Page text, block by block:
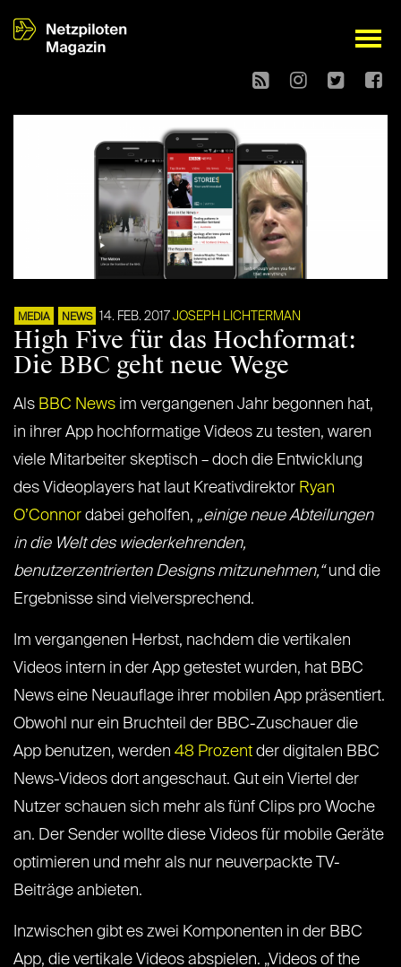
open
MEDIA NEWS 14. FEB. 2017 JOSEPH LICHTERMAN
High Five für das Hochformat:
Die BBC geht neue Wege
Als BBC News im vergangenen Jahr begonnen hat,
in ihrer App hochformatige Videos zu testen, waren
viele Mitarbeiter skeptisch – doch die Entwicklung
des Videoplayers hat laut Kreativdirektor Ryan
O’Connor dabei geholfen, „einige neue Abteilungen
in die Welt des wiederkehrenden,
benutzerzentrierten Designs mitzunehmen,“und die
Ergebnisse sind vielversprechend.
Im vergangenen Herbst, nachdem die vertikalen
Videos intern in der App getestet wurden, hat BBC
News eine Neuauflage ihrer mobilen App präsentiert.
Obwohl nur ein Bruchteil der BBC-Zuschauer die
App benutzen, werden 48 Prozent der digitalen BBC
News-Videos dort angeschaut. Gut ein Viertel der
Nutzer schauen sich mehr als fünf Clips pro Woche
an. Der Sender wollte diese Videos für mobile Geräte
optimieren und mehr als nur neuverpackte TV-
Beiträge anbieten.
Inzwischen gibt es zwei Komponenten in der BBC
App, die vertikale Videos abspielen. „Videos of the